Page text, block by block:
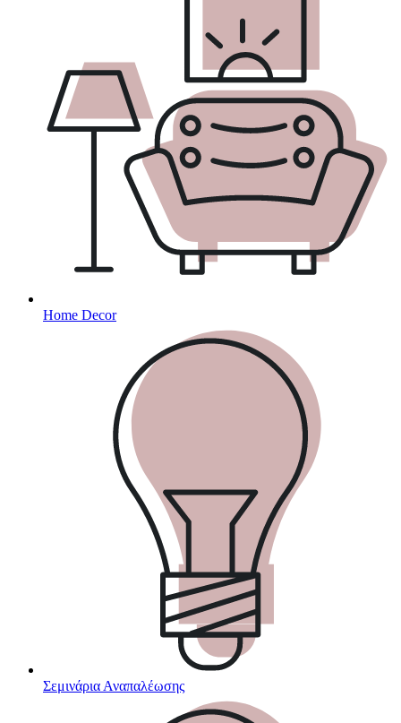
Home Decor
Σεμινάρια Αναπαλέωσης